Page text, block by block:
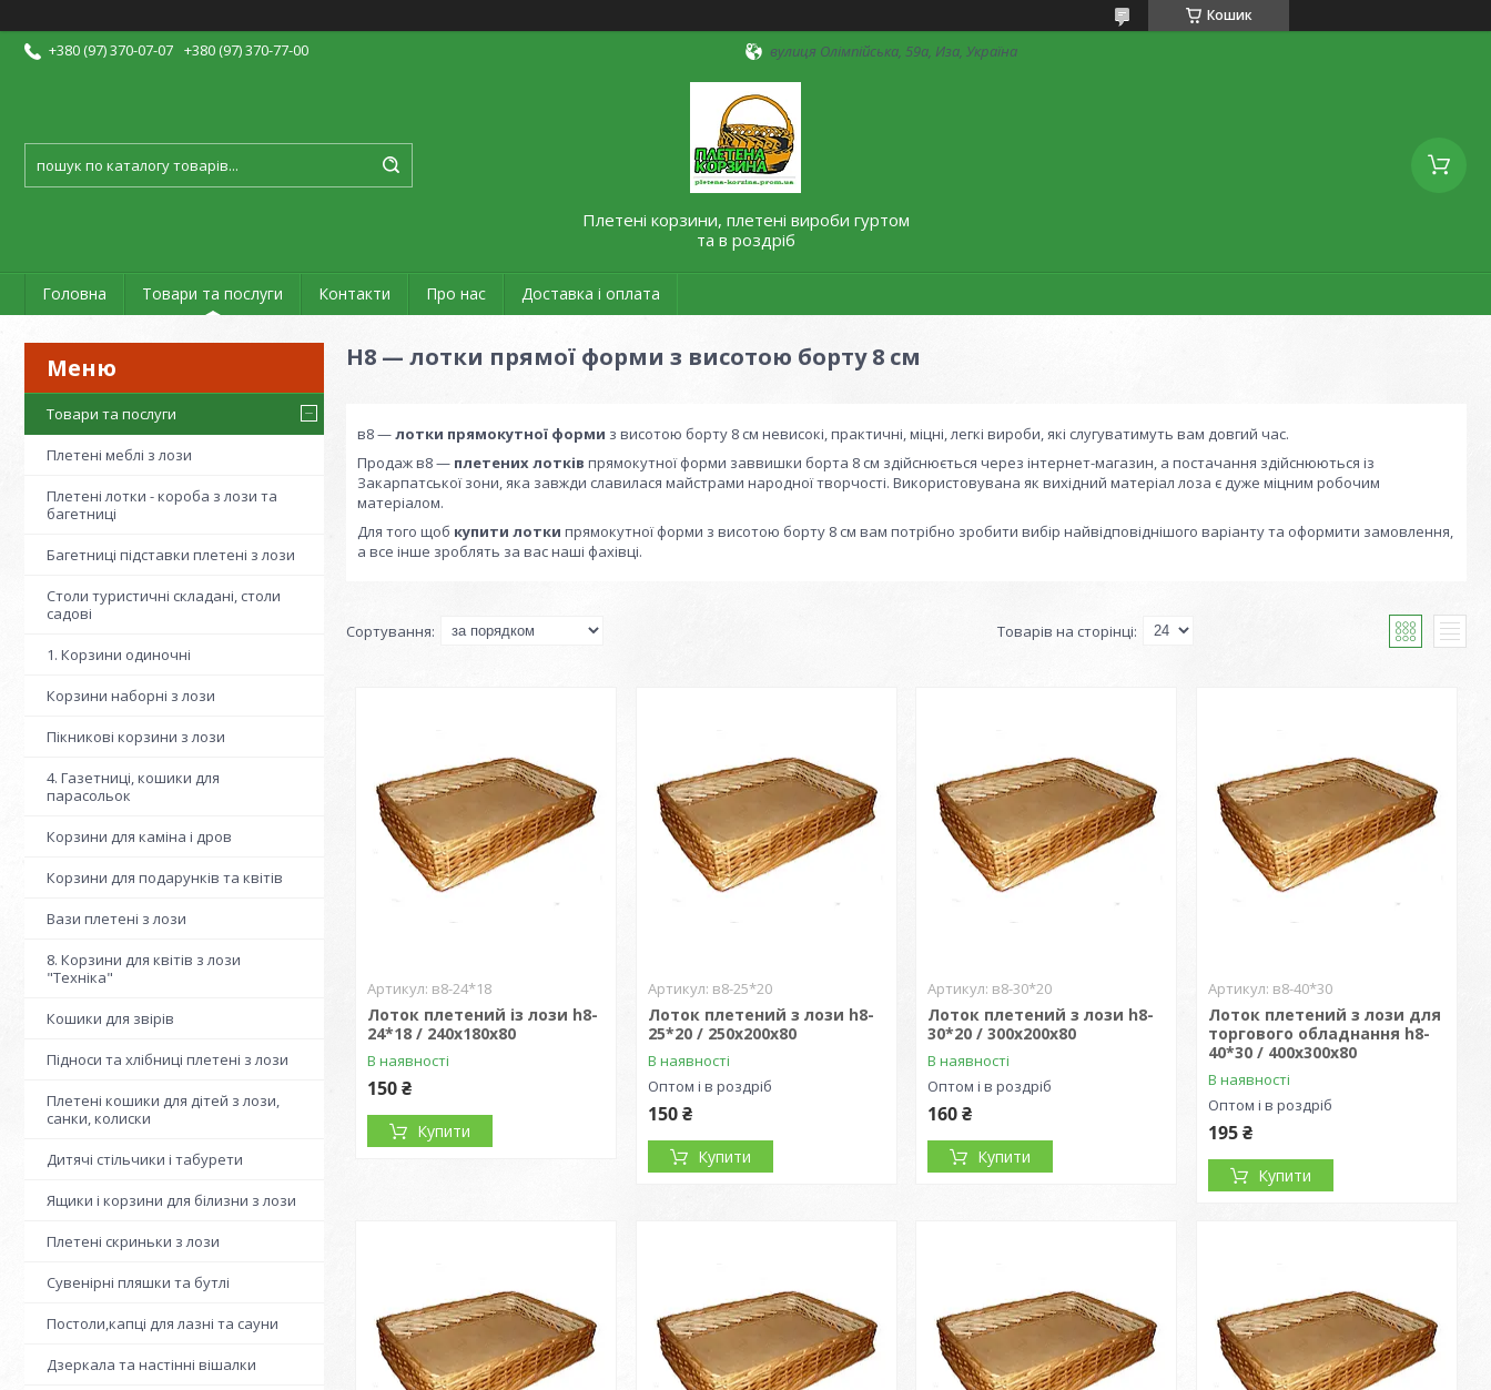
Кошик
+380 (97) 370-07-07 +380 (97) 370-77-00 вулиця Олімпійська, 59а, Иза, Україна
Плетені корзини, плетені вироби гуртом
та в роздріб
Головна Товари та послуги Контакти Про нас Доставка і оплата
Товари та послуги
Плетені меблі з лози
Плетені лотки - короба з лози та
багетниці
Багетниці підставки плетені з лози
Столи туристичні складані, столи
садові
1. Корзини одиночні
Корзини наборні з лози
Пікникові корзини з лози
4. Газетниці, кошики для
парасольок
Корзини для каміна і дров
Корзини для подарунків та квітів
Вази плетені з лози
8. Корзини для квітів з лози
"Техніка"
Кошики для звірів
Підноси та хлібниці плетені з лози
Плетені кошики для дітей з лози,
санки, колиски
Дитячі стільчики і табурети
Ящики і корзини для білизни з лози
Плетені скриньки з лози
Сувенірні пляшки та бутлі
Постоли,капці для лазні та сауни
Дзеркала та настінні вішалки
H8 — лотки прямої форми з висотою борту 8 см
в8 —лотки прямокутної форми з висотою борту 8 см невисокі, практичні, міцні, легкі вироби, які слугуватимуть вам довгий час.
Продаж в8 — плетених лотків прямокутної форми заввишки борта 8 см здійснюється через інтернет-магазин, а постачання здійснюються із
Закарпатської зони, яка завжди славилася майстрами народної творчості. Використовувана як вихідний матеріал лоза є дуже міцним робочим
матеріалом.
Для того щоб купити лотки прямокутної форми з висотою борту 8 см вам потрібно зробити вибір найвідповіднішого варіанту та оформити замовлення,
а все інше зроблять за вас наші фахівці.
в8-24*18
Лоток плетений із лози h8-
24*18 / 240х180х80
В наявності
150 ₴
Купити
в8-25*20
Лоток плетений з лози h8-
25*20 / 250х200х80
В наявності
Оптом і в роздріб
150 ₴
Купити
в8-30*20
Лоток плетений з лози h8-
30*20 / 300х200х80
В наявності
Оптом і в роздріб
160 ₴
Купити
в8-40*30
Лоток плетений з лози для
торгового обладнання h8-
40*30 / 400х300х80
В наявності
Оптом і в роздріб
195 ₴
Купити